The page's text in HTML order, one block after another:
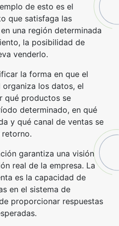
de esto es el
que satisfaga las
una región determinada
la posibilidad de
venderlo.
la forma en que el
organiza los datos, el
qué productos se
determinado, en qué
y qué canal de ventas se
garantiza una visión
real de la empresa. La
es la capacidad de
en el sistema de
proporcionar respuestas